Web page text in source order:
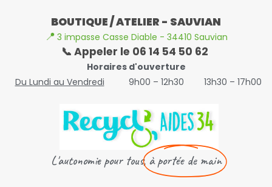
BOUTIQUE / ATELIER - SAUVIAN
📍 3 impasse Casse Diable - 34410 Sauvian
📞 Appeler le 06 14 54 50 62
Horaires d'ouverture
Du Lundi au Vendredi
9h00 – 12h30 13h30 – 17h00
L'autonomie pour tous,à portée de main